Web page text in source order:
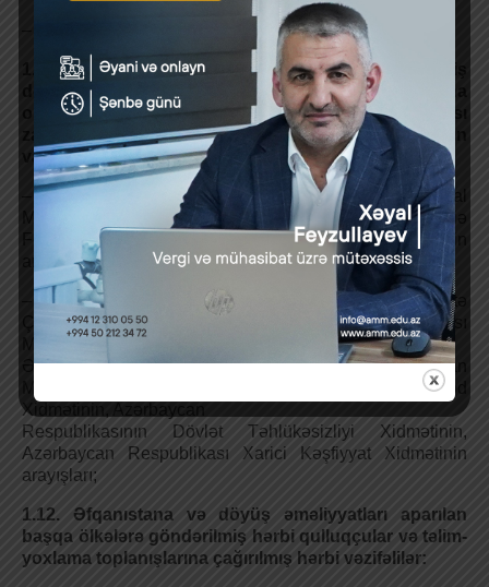
– tibbi-sosial ekspert komissiyasının qərarı;
1.10. Həlak olmuş, yaxud sonralar vəfat etmiş
döyüşçülərin (şəhid statusu almış şəxslər istisna
olmaqla) valideynləri, habelə vəzifələrinin icrası
zamanı həlak olmuş dövlət qulluqçularının
valideynləri və arvadları (ərləri):
– Azərbaycan Respublikası Әmək və Әhalinin Sosial
Müdafiəsi Nazirliyinin tabeliyində Dövlət Sosial Müdafiə
Fondunun yerli qurumunun və ya “DOST” mərkəzinin
arayışı;
– Azərbaycan Respublikası Səfərbərlik və Hərbi Xidmətə
Çağırış üzrə Dövlət Xidmətinin, Azərbaycan Respublikası
Әdliyyə Nazirliyinin və Daxili İşlər Nazirliyinin, Naxçıvan
Muxtar Respublikası Әdliyyə Nazirliyinin, Dövlət Sərhəd
Xidmətinin, Azərbaycan
Respublikasının Dövlət Təhlükəsizliyi Xidmətinin,
Azərbaycan Respublikası Xarici Kəşfiyyat Xidmətinin
arayışları;
1.12. Әfqanıstana və döyüş əməliyyatları aparılan
başqa ölkələrə göndərilmiş hərbi qulluqçular və təlim-
yoxlama toplanışlarına çağırılmış hərbi vəzifəlilər: